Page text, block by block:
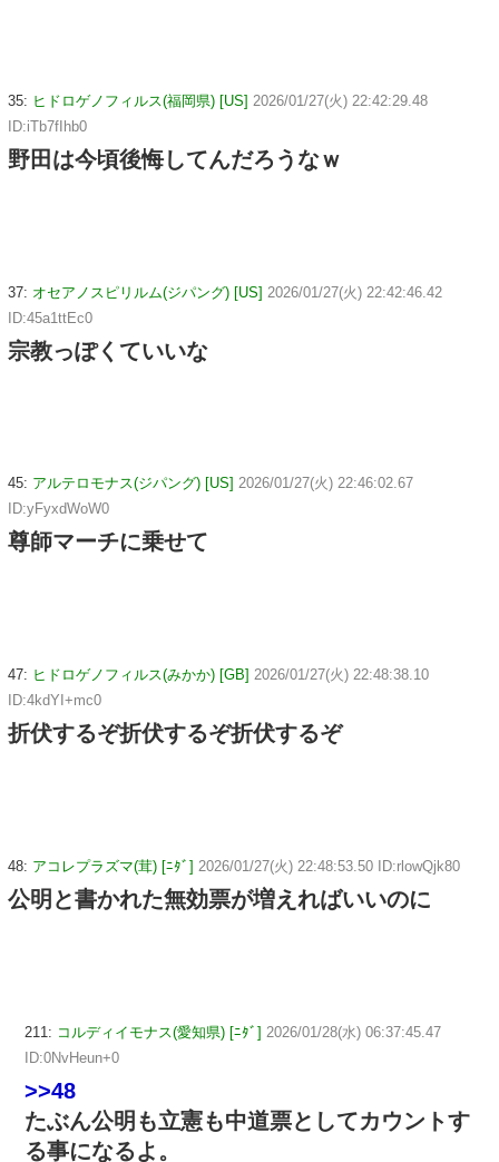
35: ヒドロゲノフィルス(福岡県) [US] 2026/01/27(火) 22:42:29.48
ID:iTb7fIhb0
野田は今頃後悔してんだろうなｗ
37: オセアノスピリルム(ジパング) [US] 2026/01/27(火) 22:42:46.42
ID:45a1ttEc0
宗教っぽくていいな
45: アルテロモナス(ジパング) [US] 2026/01/27(火) 22:46:02.67
ID:yFyxdWoW0
尊師マーチに乗せて
47: ヒドロゲノフィルス(みかか) [GB] 2026/01/27(火) 22:48:38.10
ID:4kdYI+mc0
折伏するぞ折伏するぞ折伏するぞ
48: アコレプラズマ(茸) [ﾆﾀﾞ] 2026/01/27(火) 22:48:53.50 ID:rlowQjk80
公明と書かれた無効票が増えればいいのに
211: コルディイモナス(愛知県) [ﾆﾀﾞ] 2026/01/28(水) 06:37:45.47
ID:0NvHeun+0
>>48
たぶん公明も立憲も中道票としてカウントす
る事になるよ。